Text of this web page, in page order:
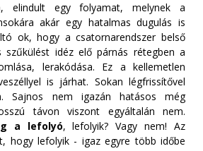
elindult egy folyamat, melynek a
akár egy hatalmas dugulás is
ok, hogy a csatornarendszer belső
idéz elő párnás rétegben a
lerakódása. Ez a kellemetlen
is járhat. Sokan légfrissítővel
Sajnos nem igazán hatásos még
távon viszont egyáltalán nem.
a lefolyó, lefolyik? Vagy nem! Az
hogy lefolyik - igaz egyre több időbe